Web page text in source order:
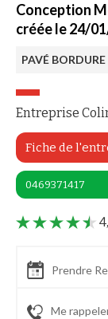
Conception
créée le 24/
PAVÉ BORDURE
Entreprise
Fiche de
0469371417
Prendre
Me